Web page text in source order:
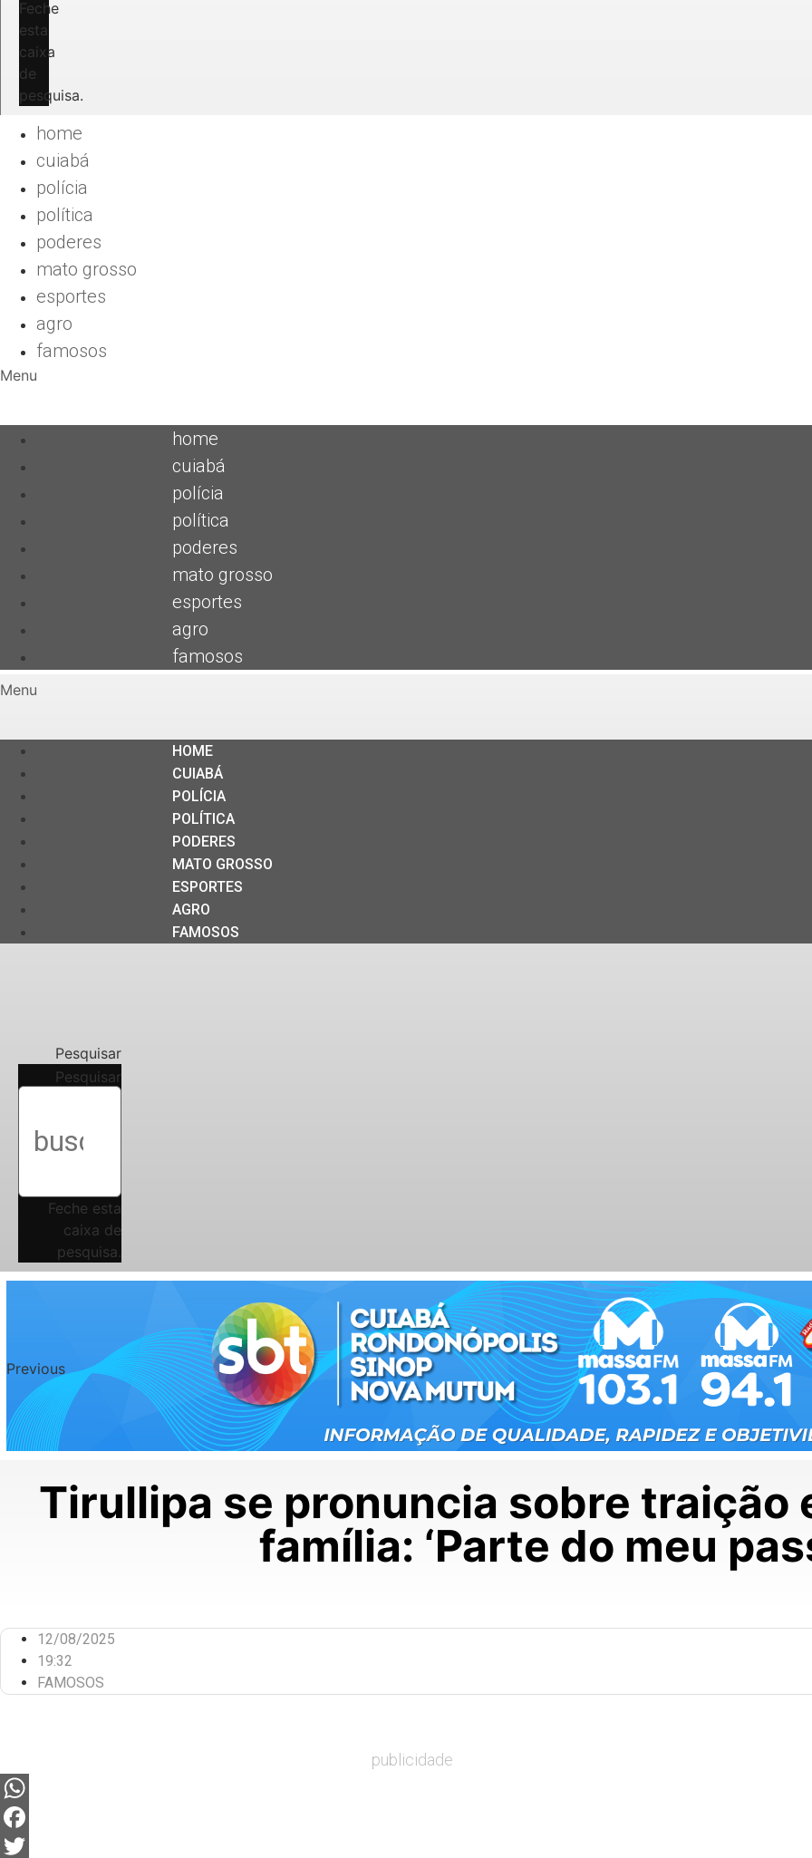
Feche
esta
caixa
de
pesquisa.
home
cuiabá
polícia
política
poderes
mato grosso
esportes
agro
famosos
Menu
home
cuiabá
polícia
política
poderes
mato grosso
esportes
agro
famosos
Menu
HOME
CUIABÁ
POLÍCIA
POLÍTICA
PODERES
MATO GROSSO
ESPORTES
AGRO
FAMOSOS
Pesquisar
Pesquisar
Feche esta
caixa de
pesquisa.
Previous
Tirullipa se pronuncia sobre traição
família: ‘Parte do meu
12/08/2025
19:32
FAMOSOS
publicidade
WhatsApp
Facebook